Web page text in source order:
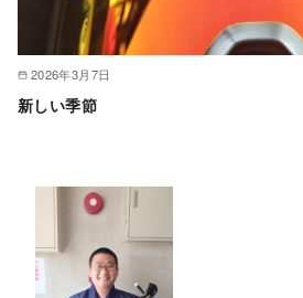
2026年3月7日
新しい季節